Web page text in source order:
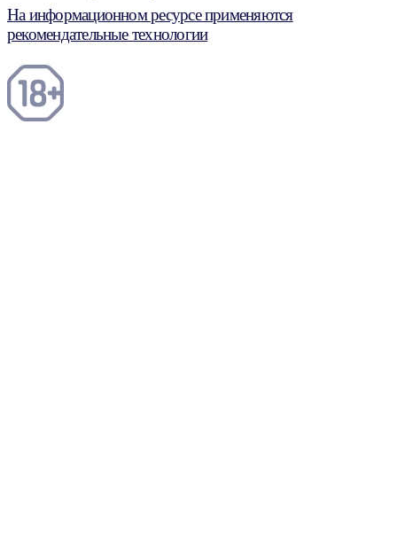
На информационном ресурсе применяются
рекомендательные технологии